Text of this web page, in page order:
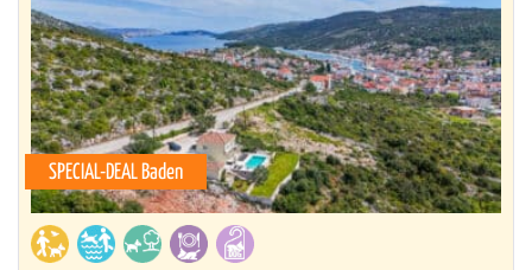
SPECIAL-DEAL Baden